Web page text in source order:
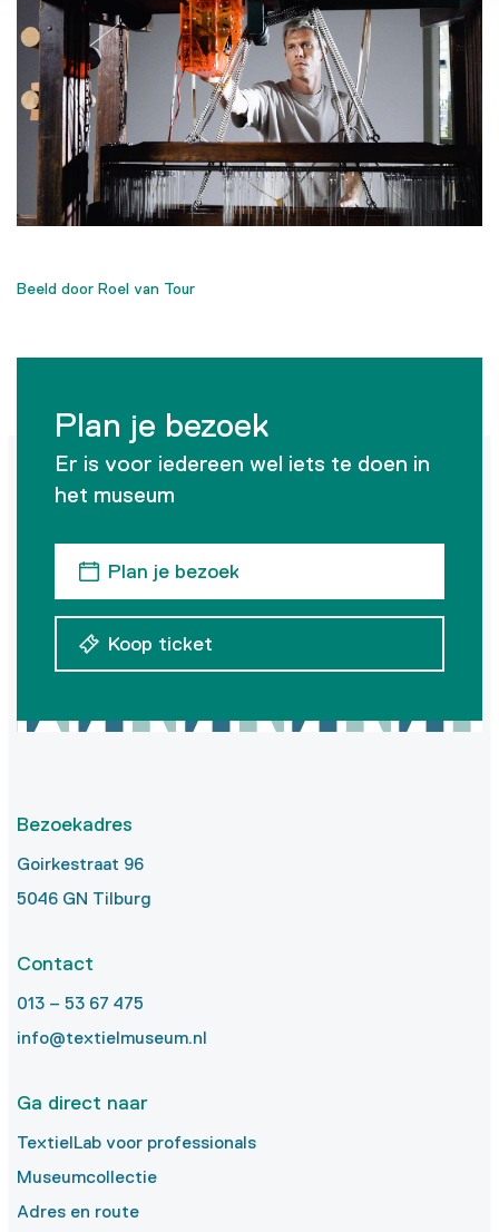
Beeld door Roel van Tour
Plan je bezoek
Er is voor iedereen wel iets te doen in
het museum
Plan je bezoek
Koop ticket
Bezoekadres
Goirkestraat 96
5046 GN Tilburg
Contact
013 – 53 67 475
info@textielmuseum.nl
Ga direct naar
TextielLab voor professionals
Museumcollectie
Adres en route